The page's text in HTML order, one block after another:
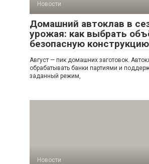
Новости
Домашний автоклав в
урожая: как выбрать
безопасную конструкцию
Август — пик домашних заготовок.
обрабатывать банки партиями и
заданный режим,
Новости